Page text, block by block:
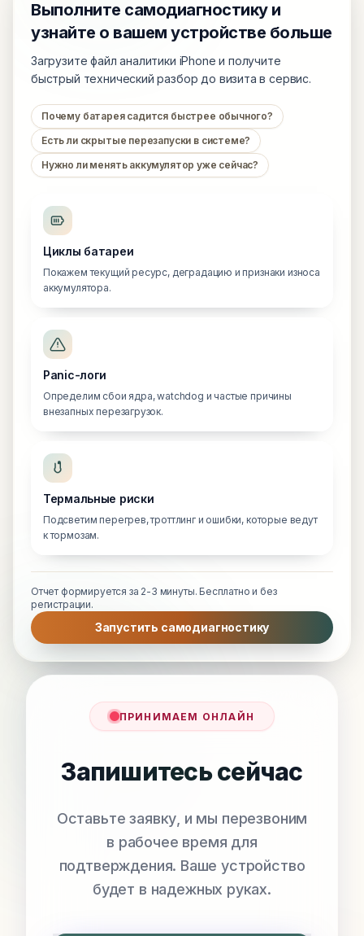
Выполните самодиагностику и
узнайте о вашем устройстве больше
Загрузите файл аналитики iPhone и получите
быстрый технический разбор до визита в сервис.
Почему батарея садится быстрее обычного?
Есть ли скрытые перезапуски в системе?
Нужно ли менять аккумулятор уже сейчас?
Циклы батареи
Покажем текущий ресурс, деградацию и признаки износа
аккумулятора.
Panic-логи
Определим сбои ядра, watchdog и частые причины
внезапных перезагрузок.
Термальные риски
Подсветим перегрев, троттлинг и ошибки, которые ведут
к тормозам.
Отчет формируется за 2-3 минуты. Бесплатно и без
регистрации.
Запустить самодиагностику
ПРИНИМАЕМ ОНЛАЙН
Запишитесь сейчас
Оставьте заявку, и мы перезвоним
в рабочее время для
подтверждения. Ваше устройство
будет в надежных руках.